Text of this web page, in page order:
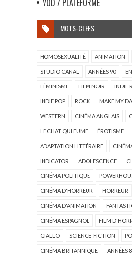
VOD / PLATEFORME
MOTS-CLEFS
HOMOSEXUALITÉ ANIMATION
STUDIO CANAL ANNÉES 90
FÉMINISME FILM NOIR INDIE
INDIE POP ROCK MAKE MY
WESTERN CINÉMA ANGLAIS
LE CHAT QUI FUME ÉROTISME
ADAPTATION LITTÉRAIRE
INDICATOR ADOLESCENCE
CINÉMA POLITIQUE
CINÉMA D'HORREUR HORREUR
CINÉMA D'ANIMATION
CINÉMA ESPAGNOL FILM
GIALLO SCIENCE-FICTION
CINÉMA BRITANNIQUE ANNÉES